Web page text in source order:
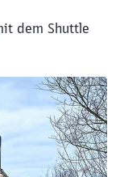
dem Shuttle